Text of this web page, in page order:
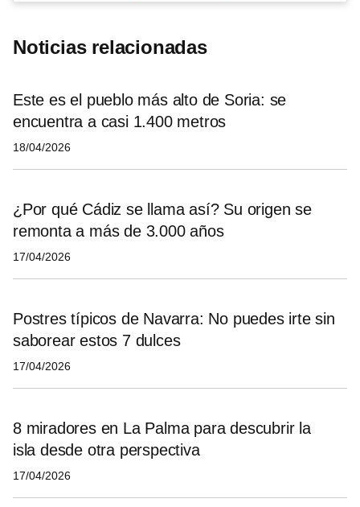
Noticias relacionadas
Este es el pueblo más alto de Soria: se
encuentra a casi 1.400 metros
18/04/2026
¿Por qué Cádiz se llama así? Su origen se
remonta a más de 3.000 años
17/04/2026
Postres típicos de Navarra: No puedes irte sin
saborear estos 7 dulces
17/04/2026
8 miradores en La Palma para descubrir la
isla desde otra perspectiva
17/04/2026